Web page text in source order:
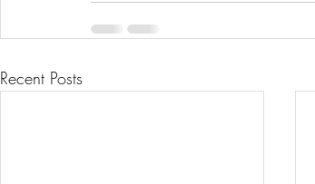
Recent Posts